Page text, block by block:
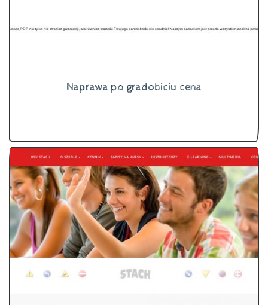
Naprawa po gradobiciu cena